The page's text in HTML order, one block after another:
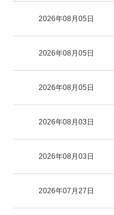
2026年08月05日
2026年08月05日
2026年08月05日
2026年08月03日
2026年08月03日
2026年07月27日